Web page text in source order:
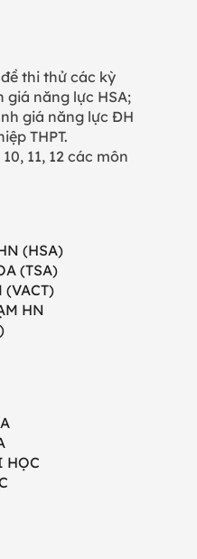
thi thử các kỳ
giá năng lực HSA;
giá năng lực ĐH
THPT.
11, 12 các môn
(HSA)
(TSA)
(VACT)
HN
HỌC